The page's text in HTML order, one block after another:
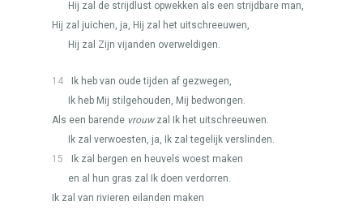
Hij zal de strijdlust opwekken als een strijdbare man,
Hij zal juichen, ja, Hij zal het uitschreeuwen,
Hij zal Zijn vijanden overweldigen.
14
Ik heb van oude tijden af gezwegen,
Ik heb Mij stilgehouden, Mij bedwongen.
Als een barende vrouwzal Ik het uitschreeuwen.
Ik zal verwoesten, ja, Ik zal tegelijk verslinden.
15
Ik zal bergen en heuvels woest maken
en al hun gras zal Ik doen verdorren.
Ik zal van rivieren eilanden maken